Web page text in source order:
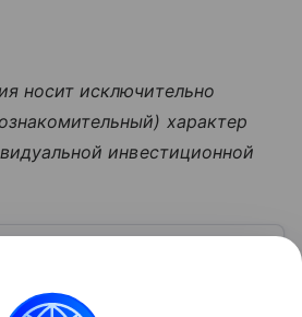
носит исключительно
характер
инвестиционной